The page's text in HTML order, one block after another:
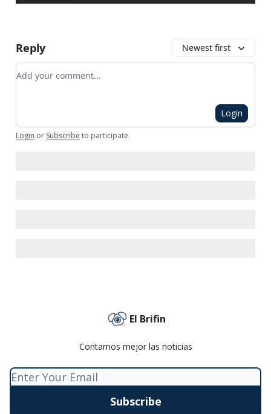
Reply Newest first
Add your comment
Login
Login or Subscribe to participate.
El Brifin
Contamos mejor las noticias